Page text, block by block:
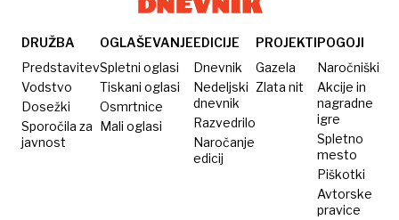
DRUŽBA
Predstavitev
Vodstvo
Dosežki
Sporočila za
javnost
OGLAŠEVANJE
Spletni oglasi
Tiskani oglasi
Osmrtnice
Mali oglasi
EDICIJE
Dnevnik
Nedeljski
dnevnik
Razvedrilo
Naročanje
edicij
PROJEKTI
Gazela
Zlata nit
POGOJI
Naročniški
Akcije in
nagradne
igre
Spletno
mesto
Piškotki
Avtorske
pravice